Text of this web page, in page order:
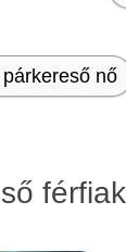
nő
férfiak